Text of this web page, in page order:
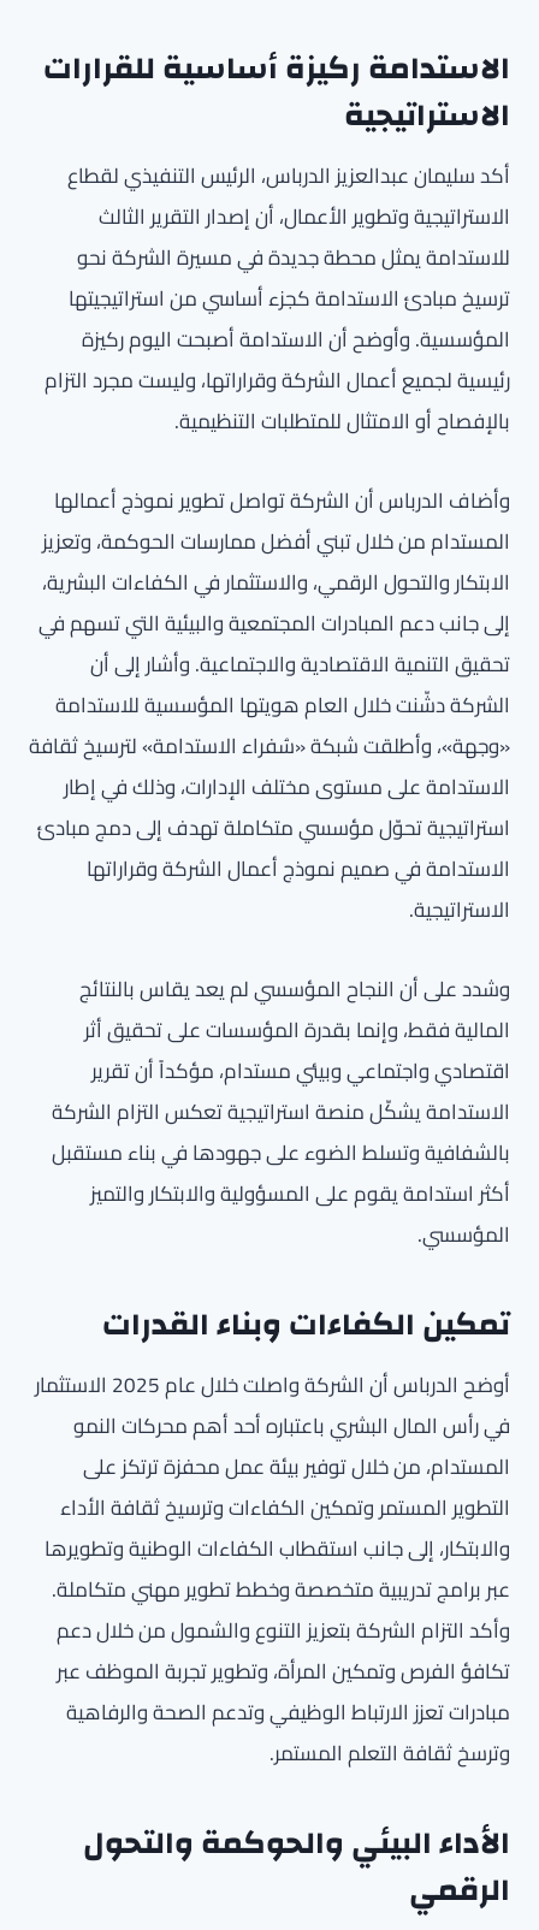
الاستدامة ركيزة أساسية للقرارات
الاستراتيجية
أكد سليمان عبدالعزيز الدرباس، الرئيس التنفيذي لقطاع
الاستراتيجية وتطوير الأعمال، أن إصدار التقرير الثالث
للاستدامة يمثل محطة جديدة في مسيرة الشركة نحو
ترسيخ مبادئ الاستدامة كجزء أساسي من استراتيجيتها
المؤسسية. وأوضح أن الاستدامة أصبحت اليوم ركيزة
رئيسية لجميع أعمال الشركة وقراراتها، وليست مجرد التزام
بالإفصاح أو الامتثال للمتطلبات التنظيمية.
وأضاف الدرباس أن الشركة تواصل تطوير نموذج أعمالها
المستدام من خلال تبني أفضل ممارسات الحوكمة، وتعزيز
الابتكار والتحول الرقمي، والاستثمار في الكفاءات البشرية،
إلى جانب دعم المبادرات المجتمعية والبيئية التي تسهم في
تحقيق التنمية الاقتصادية والاجتماعية. وأشار إلى أن
الشركة دشّنت خلال العام هويتها المؤسسية للاستدامة
«وجهة»، وأطلقت شبكة «سُفراء الاستدامة» لترسيخ ثقافة
الاستدامة على مستوى مختلف الإدارات، وذلك في إطار
استراتيجية تحوّل مؤسسي متكاملة تهدف إلى دمج مبادئ
الاستدامة في صميم نموذج أعمال الشركة وقراراتها
الاستراتيجية.
وشدد على أن النجاح المؤسسي لم يعد يقاس بالنتائج
المالية فقط، وإنما بقدرة المؤسسات على تحقيق أثر
اقتصادي واجتماعي وبيئي مستدام، مؤكداً أن تقرير
الاستدامة يشكّل منصة استراتيجية تعكس التزام الشركة
بالشفافية وتسلط الضوء على جهودها في بناء مستقبل
أكثر استدامة يقوم على المسؤولية والابتكار والتميز
المؤسسي.
تمكين الكفاءات وبناء القدرات
أوضح الدرباس أن الشركة واصلت خلال عام 2025 الاستثمار
في رأس المال البشري باعتباره أحد أهم محركات النمو
المستدام، من خلال توفير بيئة عمل محفزة ترتكز على
التطوير المستمر وتمكين الكفاءات وترسيخ ثقافة الأداء
والابتكار، إلى جانب استقطاب الكفاءات الوطنية وتطويرها
عبر برامج تدريبية متخصصة وخطط تطوير مهني متكاملة.
وأكد التزام الشركة بتعزيز التنوع والشمول من خلال دعم
تكافؤ الفرص وتمكين المرأة، وتطوير تجربة الموظف عبر
مبادرات تعزز الارتباط الوظيفي وتدعم الصحة والرفاهية
وترسخ ثقافة التعلم المستمر.
الأداء البيئي والحوكمة والتحول
الرقمي